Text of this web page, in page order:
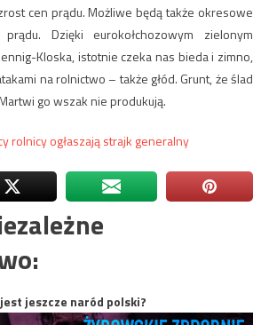
cen prądu. Możliwe będą także okresowe
Dzięki eurokołchozowym zielonym
Kloska, istotnie czeka nas bieda i zimno,
na rolnictwo – także głód. Grunt, że ślad
go wszak nie produkują.
rolnicy ogłaszają strajk generalny
jest jeszcze naród polski?